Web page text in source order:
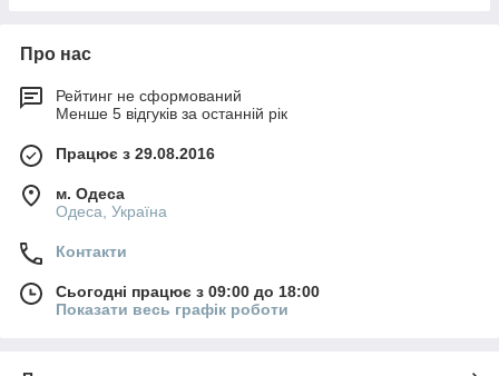
Про нас
Рейтинг не сформований
Менше 5 відгуків за останній рік
Працює з 29.08.2016
м. Одеса
Одеса, Україна
Контакти
Сьогодні працює з 09:00 до 18:00
Показати весь графік роботи